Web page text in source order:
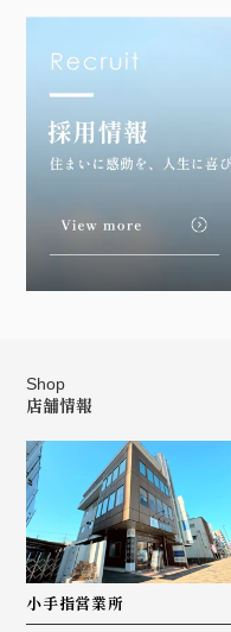
Shop
店舗情報
小手指営業所